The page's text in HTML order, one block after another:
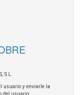
S.L.
usuario y enviarle la
del usuario;